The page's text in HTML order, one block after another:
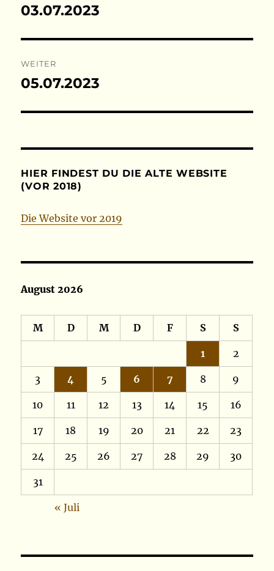
Vorheriger
03.07.2023
WEITER
Nächster
05.07.2023
HIER FINDEST DU DIE ALTE WEBSITE
(VOR 2018)
Die Website vor 2019
August 2026
M D M D F S S
1 2
3 4 5 6 7 8 9
10 11 12 13 14 15 16
17 18 19 20 21 22 23
24 25 26 27 28 29 30
31
« Juli